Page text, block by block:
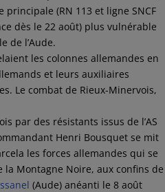
(RN 113 et ligne SNCF
dès le 22 août) plus vulnérable
de l’Aude.
les colonnes allemandes en
et leurs auxiliaires
Le combat de Rieux-Minervois,
par des résistants issus de l’AS
Henri Bousquet se mit
les forces allemandes qui se
la Montagne Noire, aux confins de
(Aude) anéanti le 8 août